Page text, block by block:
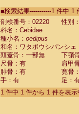
Cebidae
Cebidae
Cebidae
Cebidae
Cebidae
Cebidae
Cebidae
Cebidae
Cebidae Aotus
Cebidae Cebus
■検索結果-----------1 件中 1
剖検番号：02220
性別
科名：Cebidae
種小名： oedipus
和名：ワタボウシパンシェ
頭蓋骨：一部無
下顎
尺骨：有
肩甲
腓骨：有
寛骨
手：有
足：
1 件中 1 件から 1 件を表示